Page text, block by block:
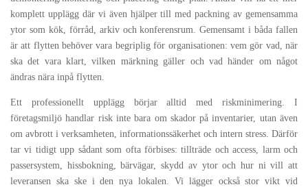
komplett upplägg där vi även hjälper till med packning av gemensamma
ytor som kök, förråd, arkiv och konferensrum. Gemensamt i båda fallen
är att flytten behöver vara begriplig för organisationen: vem gör vad, när
ska det vara klart, vilken märkning gäller och vad händer om något
ändras nära inpå flytten.
Ett professionellt upplägg börjar alltid med riskminimering. I
företagsmiljö handlar risk inte bara om skador på inventarier, utan även
om avbrott i verksamheten, informationssäkerhet och intern stress. Därför
tar vi tidigt upp sådant som ofta förbises: tillträde och access, larm och
passersystem, hissbokning, bärvägar, skydd av ytor och hur ni vill att
leveransen ska ske i den nya lokalen. Vi lägger också stor vikt vid